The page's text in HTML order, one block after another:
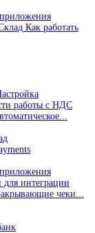
Как работать
работы с НДС
для интеграции
чеки...